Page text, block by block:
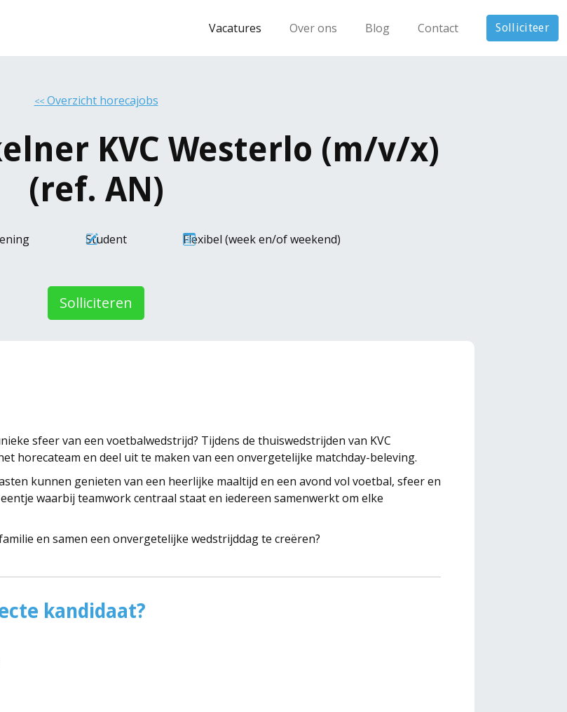
Vacatures Over ons Blog Contact Solliciteer
<<Overzicht horecajobs
KVC Westerlo (m/v/x)
(ref. AN)
Student Flexibel (week en/of weekend)
Solliciteren
sfeer van een voetbalwedstrijd? Tijdens de thuiswedstrijden van KVC
horecateam en deel uit te maken van een onvergetelijke matchday-beleving.
kunnen genieten van een heerlijke maaltijd en een avond vol voetbal, sfeer en
waarbij teamwork centraal staat en iedereen samenwerkt om elke
en samen een onvergetelijke wedstrijddag te creëren?
kandidaat?